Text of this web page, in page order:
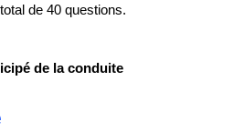
de 40 questions.
de la conduite